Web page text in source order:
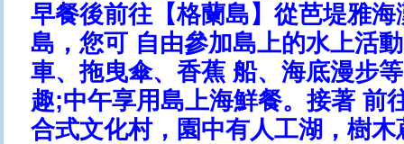
早餐後前往【格蘭島】從芭堤雅
島，您可 自由參加島上的水上活
車、拖曳傘、香蕉 船、海底漫步
趣;中午享用島上海鮮餐。接著 前
合式文化村，園中有人工湖，樹